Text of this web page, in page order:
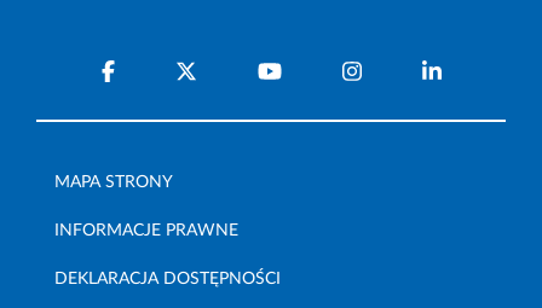
MAPA STRONY
INFORMACJE PRAWNE
DEKLARACJA DOSTĘPNOŚCI